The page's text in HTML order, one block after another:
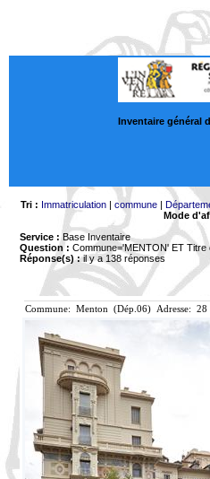
Inventaire général
Tri : Immatriculation| commune|
Mode
Service : Base Inventaire
Question : Commune='MENTON' ET Titre
Réponse(s) :il y a 138 réponses
Commune: Menton (Dép.06) Adresse: 28